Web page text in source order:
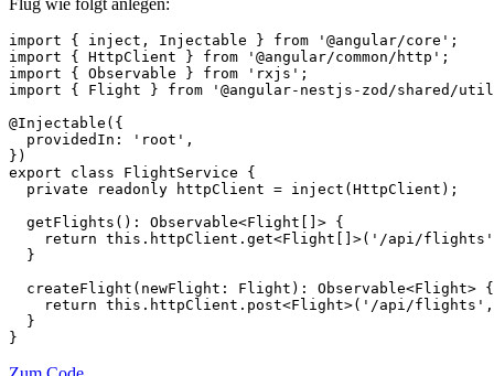
Flug wie folgt anlegen:
import { inject, Injectable } from '@angular/core';
import { HttpClient } from '@angular/common/http';
import { Observable } from 'rxjs';
import { Flight } from '@angular-nestjs-zod/shared/
@Injectable({
  providedIn: 'root',
})
export class FlightService {
  private readonly httpClient = inject(HttpClient);
  getFlights(): Observable<Flight[]> {
return this.httpClient.get<Flight[]>('/api/
  }
  createFlight(newFlight: Flight): Observable<Flight> {
return this.httpClient.post<Flight>('/api/
  }
}